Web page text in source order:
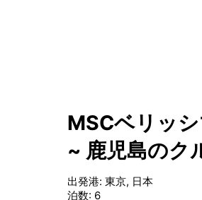
MSCベリッ
~ 鹿児島のク
出発港: 東京, 日本
泊数: 6